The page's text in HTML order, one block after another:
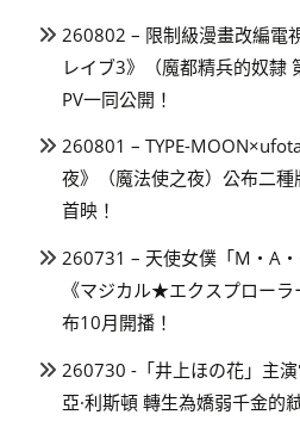
260802 – 限制級漫畫改編電
レイブ3》（魔都精兵的奴隸
PV一同公開！
260801 – TYPE-
夜》（魔法使之夜）公布二
首映！
260731 – 天使女僕「M・A
《マジカル★エクスプロー
布10月開播！
260730 -「井上ほの花」主
亞·利斯頓 轉生為嬌弱千金的